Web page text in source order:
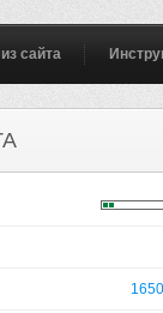
сайта
1650